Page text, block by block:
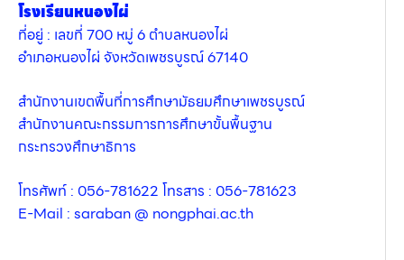
โรงเรียนหนองไผ่
ที่อยู่ : เลขที่ 700 หมู่ 6 ตำบลหนองไผ่
อำเภอหนองไผ่ จังหวัดเพชรบูรณ์ 67140
สำนักงานเขตพื้นที่การศึกษามัธยมศึกษาเพชรบูรณ์
สำนักงานคณะกรรมการการศึกษาขั้นพื้นฐาน
กระทรวงศึกษาธิการ
โทรศัพท์ : 056-781622 โทรสาร : 056-781623
E-Mail : saraban @ nongphai.ac.th